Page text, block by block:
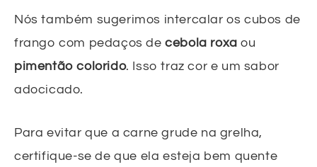
Nós também sugerimos intercalar os cubos de
frango com pedaços decebola roxa ou
pimentão colorido. Isso traz cor e um sabor
adocicado.
Para evitar que a carne grude na grelha,
certifique-se de que ela esteja bem quente